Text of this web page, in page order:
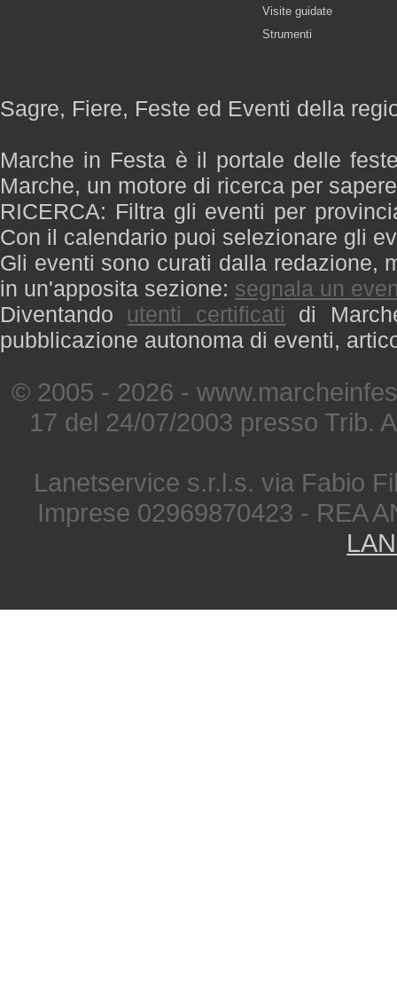
Visite guidate
Strumenti
Sagre, Fiere, Feste ed Eventi della
Marche in Festa è il portale delle
Marche, un motore di ricerca per
RICERCA: Filtra gli eventi per
Con il calendario puoi selezionare gli
Gli eventi sono curati dalla redazione,
in un'apposita sezione: segnala un
Diventando utenti certificati di
pubblicazione autonoma di eventi,
© 2005 - 2026 -
17 del 24/07/2003 presso Trib.
Lanetservice s.r.l.s. via Fabio
Imprese 02969870423 - REA